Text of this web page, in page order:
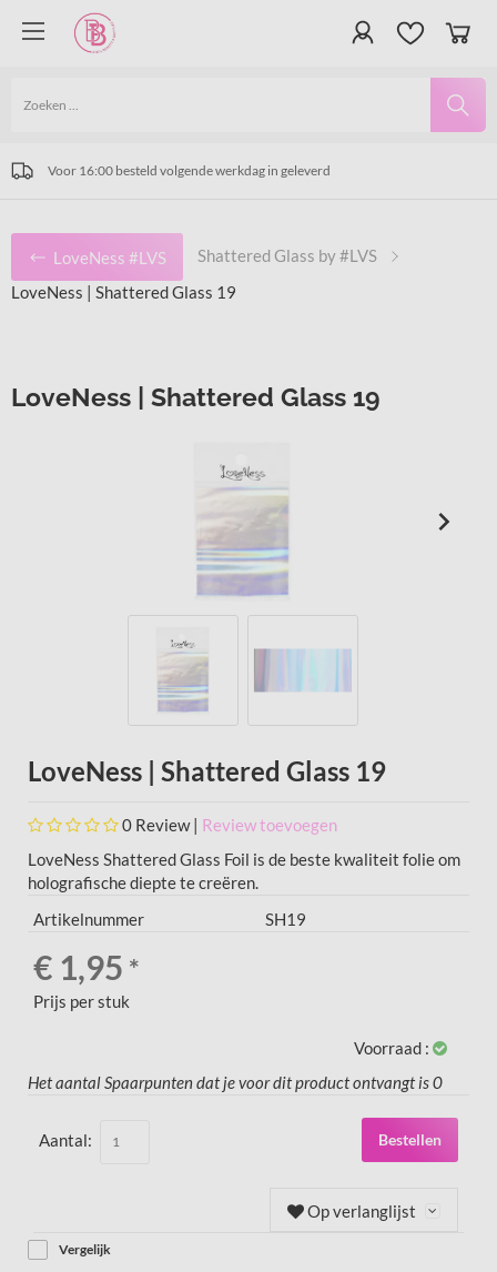
meer dan 30.000 producten op voorraad | Prijswinnende producten
Vanaf € 75,- excl. 21% BTW gratis verzending.
Voor 16:00 besteld volgende werkdag in geleverd
LoveNess #LVS
Shattered Glass by #LVS
LoveNess | Shattered Glass 19
LoveNess | Shattered Glass 19
LoveNess | Shattered Glass 19
0 Review | Review toevoegen
LoveNess Shattered Glass Foil is de beste kwaliteit folie om
holografische diepte te creëren.
Artikelnummer
SH19
€ 1,95 *
Prijs per stuk
Voorraad :
Het aantal Spaarpunten dat je voor dit product ontvangt is0
Aantal: Bestellen
Op verlanglijst
Vergelijk